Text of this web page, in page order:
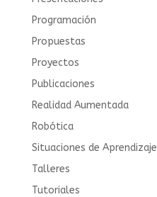
Programación
Propuestas
Proyectos
Publicaciones
Realidad Aumentada
Robótica
Situaciones de Aprendizaje
Talleres
Tutoriales